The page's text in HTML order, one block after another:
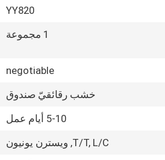
YY820
1 مجموعة
negotiable
خشب رقائقيّ صندوق
5-10 أيام عمل
T/T, L/C, ويسترن يونيون